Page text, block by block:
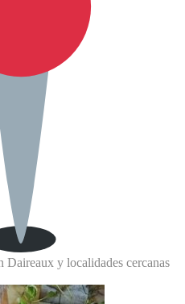
Daireaux y localidades cercanas